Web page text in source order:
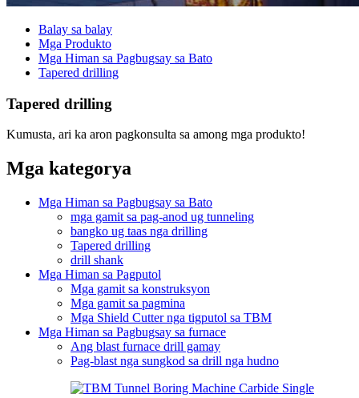
Balay sa balay
Mga Produkto
Mga Himan sa Pagbugsay sa Bato
Tapered drilling
Tapered drilling
Kumusta, ari ka aron pagkonsulta sa among mga produkto!
Mga kategorya
Mga Himan sa Pagbugsay sa Bato
mga gamit sa pag-anod ug tunneling
bangko ug taas nga drilling
Tapered drilling
drill shank
Mga Himan sa Pagputol
Mga gamit sa konstruksyon
Mga gamit sa pagmina
Mga Shield Cutter nga tigputol sa TBM
Mga Himan sa Pagbugsay sa furnace
Ang blast furnace drill gamay
Pag-blast nga sungkod sa drill nga hudno